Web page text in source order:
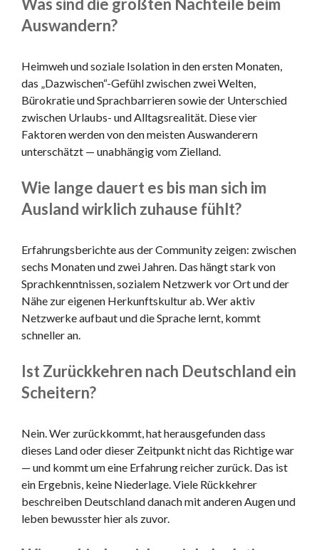
Was sind die größten Nachteile beim
Auswandern?
Heimweh und soziale Isolation in den ersten Monaten,
das „Dazwischen“-Gefühl zwischen zwei Welten,
Bürokratie und Sprachbarrieren sowie der Unterschied
zwischen Urlaubs- und Alltagsrealität. Diese vier
Faktoren werden von den meisten Auswanderern
unterschätzt — unabhängig vom Zielland.
Wie lange dauert es bis man sich im
Ausland wirklich zuhause fühlt?
Erfahrungsberichte aus der Community zeigen: zwischen
sechs Monaten und zwei Jahren. Das hängt stark von
Sprachkenntnissen, sozialem Netzwerk vor Ort und der
Nähe zur eigenen Herkunftskultur ab. Wer aktiv
Netzwerke aufbaut und die Sprache lernt, kommt
schneller an.
Ist Zurückkehren nach Deutschland ein
Scheitern?
Nein. Wer zurückkommt, hat herausgefunden dass
dieses Land oder dieser Zeitpunkt nicht das Richtige war
— und kommt um eine Erfahrung reicher zurück. Das ist
ein Ergebnis, keine Niederlage. Viele Rückkehrer
beschreiben Deutschland danach mit anderen Augen und
leben bewusster hier als zuvor.